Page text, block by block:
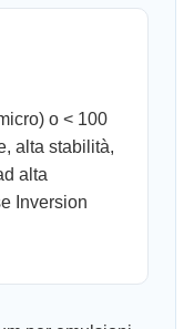
o < 100
alta stabilità,
alta
Inversion